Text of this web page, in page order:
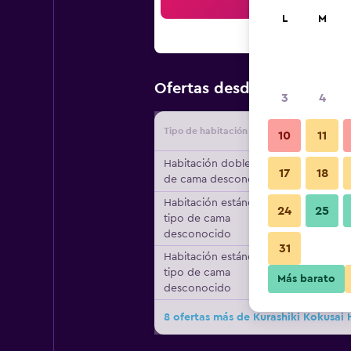
Ofertas desde Oferta
Tipo de habitación
Habitación doble, tipo
de cama desconocido
Habitación estándar,
tipo de cama
desconocido
Habitación estándar,
tipo de cama
desconocido
8 ofertas más de Kurashiki Kokusai
L M
3 4
10 11
17 18
24 25
31
Más barato